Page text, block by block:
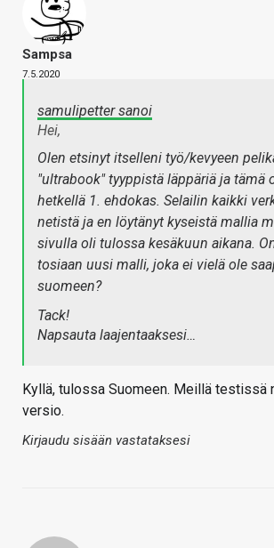
Sampsa
7.5.2020
samulipetter sanoi
Hei,
Olen etsinyt itselleni työ/kevyeen
"ultrabook" tyyppistä läppäriä ja tämä
hetkellä 1. ehdokas. Selailin kaikki
netistä ja en löytänyt kyseistä mallia
sivulla oli tulossa kesäkuun aikana.
tosiaan uusi malli, joka ei vielä ole
suomeen?
Tack!
Napsauta laajentaaksesi…
Kyllä, tulossa Suomeen. Meillä testissä
versio.
Kirjaudu sisään vastataksesi